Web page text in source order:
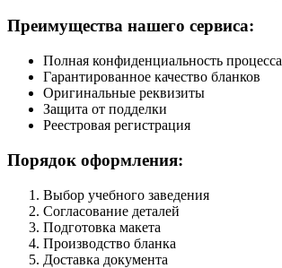
Преимущества нашего сервиса:
Полная конфиденциальность процесса
Гарантированное качество бланков
Оригинальные реквизиты
Защита от подделки
Реестровая регистрация
Порядок оформления:
Выбор учебного заведения
Согласование деталей
Подготовка макета
Производство бланка
Доставка документа